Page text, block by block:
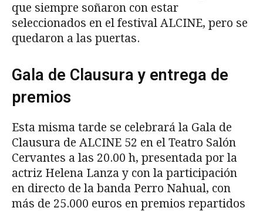
que siempre soñaron con estar
seleccionados en el festival ALCINE, pero se
quedaron a las puertas.
Gala de Clausura y entrega de
premios
Esta misma tarde se celebrará la Gala de
Clausura de ALCINE 52 en el Teatro Salón
Cervantes a las 20.00 h, presentada por la
actriz Helena Lanza y con la participación
en directo de la banda Perro Nahual, con
más de 25.000 euros en premios repartidos